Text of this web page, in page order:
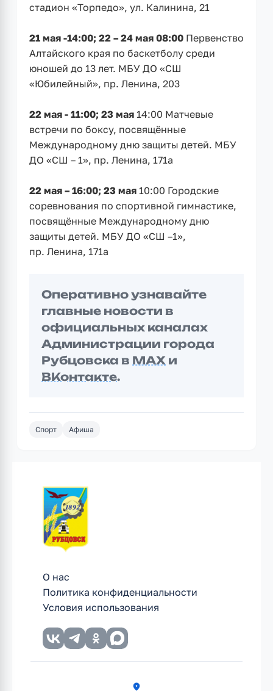
стадион «Торпедо», ул. Калинина, 21
21 мая -14:00; 22 – 24 мая 08:00 Первенство
Алтайского края по баскетболу среди
юношей до 13 лет. МБУ ДО «СШ
«Юбилейный», пр. Ленина, 203
22 мая - 11:00; 23 мая 14:00 Матчевые
встречи по боксу, посвящённые
Международному дню защиты детей. МБУ
ДО «СШ – 1», пр. Ленина, 171а
22 мая – 16:00; 23 мая 10:00 Городские
соревнования по спортивной гимнастике,
посвящённые Международному дню
защиты детей. МБУ ДО «СШ –1»,
пр. Ленина, 171а
Оперативно узнавайте
главные новости в
официальных каналах
Администрации города
Рубцовска в MAX и
ВКонтакте.
Спорт Афиша
О нас
Политика конфиденциальности
Условия использования